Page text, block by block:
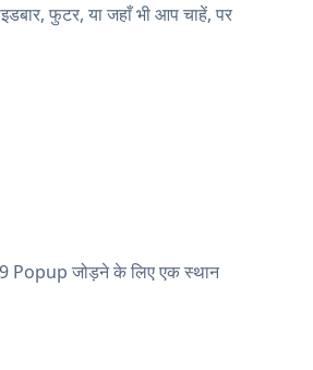
फुटर, या जहाँ भी आप चाहें, पर
जोड़ने के लिए एक स्थान